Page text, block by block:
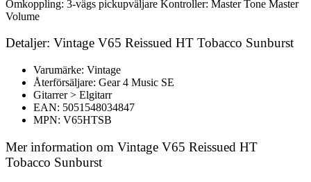
Omkoppling: 3-vägs pickupväljare Kontroller: Master Tone Master
Volume
Detaljer: Vintage V65 Reissued HT Tobacco Sunburst
Varumärke: Vintage
Återförsäljare: Gear 4 Music SE
Gitarrer > Elgitarr
EAN: 5051548034847
MPN: V65HTSB
Mer information om Vintage V65 Reissued HT
Tobacco Sunburst